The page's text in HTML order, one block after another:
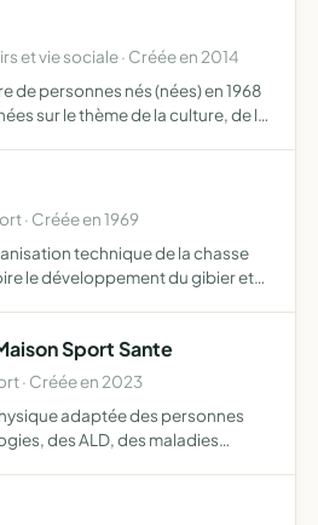
et vie sociale · Créée en 2014
de personnes nés (nées) en 1968
sur le thème de la culture, de la
· Créée en 1969
technique de la chasse
le développement du gibier et
Sport Sante
· Créée en 2023
adaptée des personnes
des ALD, des maladies